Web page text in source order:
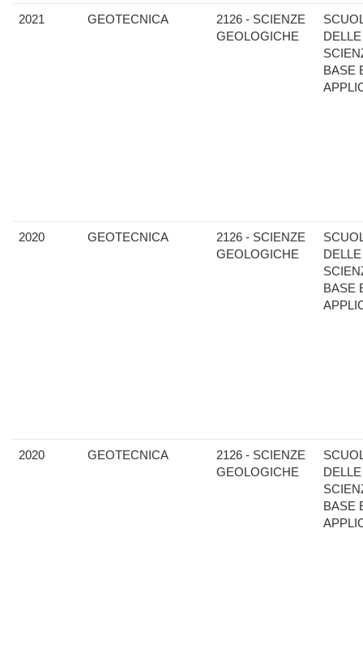
2021 GEOTECNICA
2126 - SCIENZE
GEOLOGICHE
DELLE
BASE
2020 GEOTECNICA
2126 - SCIENZE
GEOLOGICHE
DELLE
BASE
2020 GEOTECNICA
2126 - SCIENZE
GEOLOGICHE
DELLE
BASE